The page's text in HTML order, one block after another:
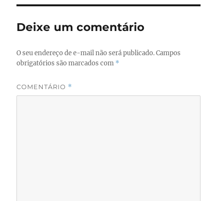
b
o
o
k
d
o
n
Deixe um comentário
O seu endereço de e-mail não será publicado. Campos
obrigatórios são marcados com *
COMENTÁRIO *